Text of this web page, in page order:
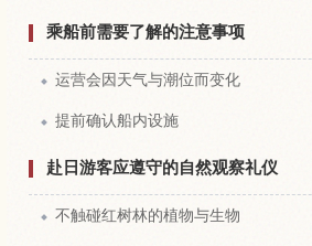
乘船前需要了解的注意事项
运营会因天气与潮位而变化
提前确认船内设施
赴日游客应遵守的自然观察礼仪
不触碰红树林的植物与生物